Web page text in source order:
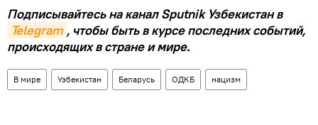
Подписывайтесь на канал Sputnik Узбекистан в
Telegram , чтобы быть в курсе последних событий,
происходящих в стране и мире.
В мире Узбекистан Беларусь ОДКБ нацизм